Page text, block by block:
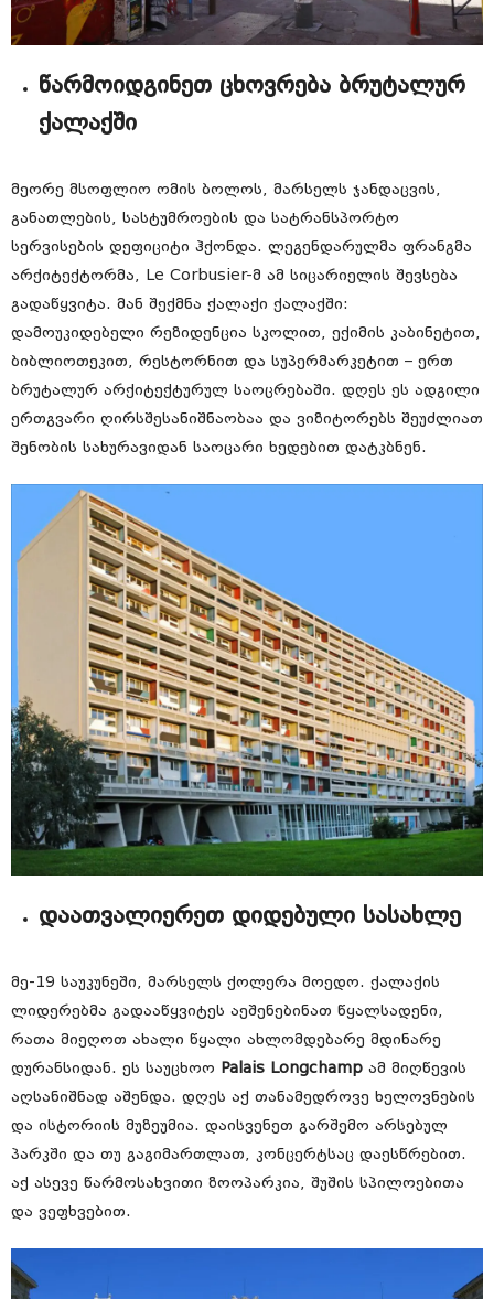
წარმოიდგინეთ ცხოვრება ბრუტალურ
ქალაქში
მეორე მსოფლიო ომის ბოლოს, მარსელს ჯანდაცვის,
განათლების, სასტუმროების და სატრანსპორტო
სერვისების დეფიციტი ჰქონდა. ლეგენდარულმა ფრანგმა
არქიტექტორმა, Le Corbusier-მ ამ სიცარიელის შევსება
გადაწყვიტა. მან შექმნა ქალაქი ქალაქში:
დამოუკიდებელი რეზიდენცია სკოლით, ექიმის კაბინეტით,
ბიბლიოთეკით, რესტორნით და სუპერმარკეტით – ერთ
ბრუტალურ არქიტექტურულ საოცრებაში. დღეს ეს ადგილი
ერთგვარი ღირსშესანიშნაობაა და ვიზიტორებს შეუძლიათ
შენობის სახურავიდან საოცარი ხედებით დატკბნენ.
დაათვალიერეთ დიდებული სასახლე
მე-19 საუკუნეში, მარსელს ქოლერა მოედო. ქალაქის
ლიდერებმა გადააწყვიტეს აეშენებინათ წყალსადენი,
რათა მიეღოთ ახალი წყალი ახლომდებარე მდინარე
დურანსიდან. ეს საუცხოო
Palais Longchamp ამ მიღწევის
აღსანიშნად აშენდა. დღეს აქ თანამედროვე ხელოვნების
და ისტორიის მუზეუმია. დაისვენეთ გარშემო არსებულ
პარკში და თუ გაგიმართლათ, კონცერტსაც დაესწრებით.
აქ ასევე წარმოსახვითი ზოოპარკია, შუშის სპილოებითა
და ვეფხვებით.